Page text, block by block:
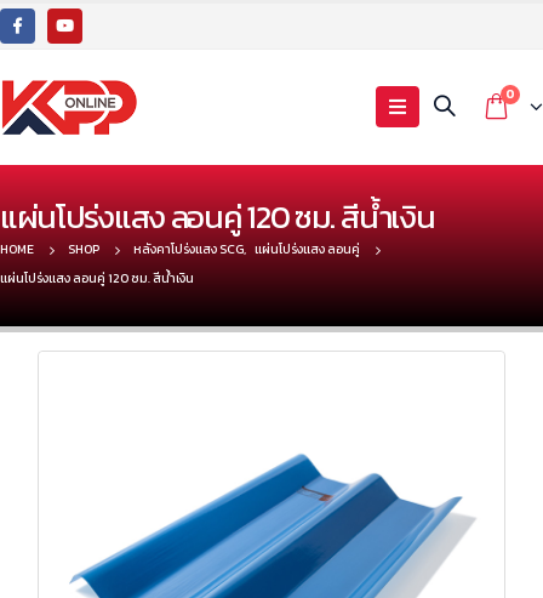
0
แผ่นโปร่งแสง ลอนคู่ 120 ซม. สีน้ำเงิน
HOME SHOP หลังคาโปร่งแสง SCG, แผ่นโปร่งแสง ลอนคู่
แผ่นโปร่งแสง ลอนคู่ 120 ซม. สีน้ำเงิน